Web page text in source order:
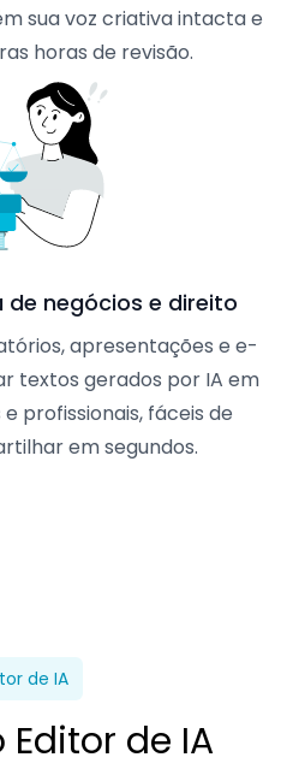
sua voz criativa intacta e
horas de revisão.
de negócios e direito
apresentações e e-
textos gerados por IA em
profissionais, fáceis de
em segundos.
de IA
de IA